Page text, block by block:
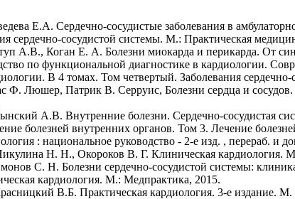
Е.А. Сердечно-сосудистые заболевания в
сердечно-сосудистой системы. М.: Практическая
А.В., Коган Е. А. Болезни миокарда и перикарда. От
по функциональной диагностике в кардиологии.
В 4 томах. Том четвертый. Заболевания
Люшер, Патрик В. Серруис, Болезни сердца и сосудов.
А.В. Внутренние болезни. Сердечно-сосудистая
болезней внутренних органов. Том 3. Лечение
: национальное руководство - 2-е изд. , перераб.
Н. Н., Окороков В. Г. Клиническая кардиология.
С. Н. Болезни сердечно-сосудистой системы:
кардиология. М.: Медпрактика, 2015.
В.Б. Практическая кардиология. 3-е издание.